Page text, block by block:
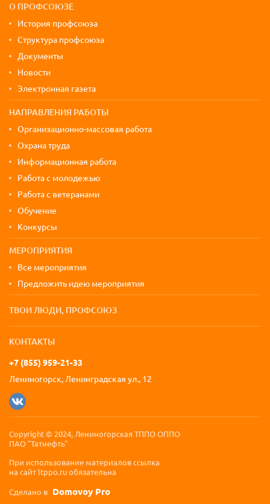
О ПРОФСОЮЗЕ
История профсоюза
Структура профсоюза
Документы
Новости
Электронная газета
НАПРАВЛЕНИЯ РАБОТЫ
Организационно-массовая работа
Охрана труда
Информационная работа
Работа с молодежью
Работа с ветеранами
Обучение
Конкурсы
МЕРОПРИЯТИЯ
Все мероприятия
Предложить идею мероприятия
ТВОИ ЛЮДИ, ПРОФСОЮЗ
КОНТАКТЫ
+7 (855) 959-21-33
Лениногорск, Ленинградская ул., 12
Copyright © 2024, Лениногорская ТППО ОППО
ПАО "Татнефть"
При использование материалов ссылка
на сайт ltppo.ru обязательна
Сделано в Domovoy Pro